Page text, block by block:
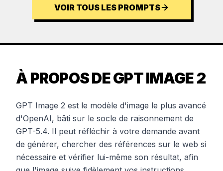
VOIR TOUS LES PROMPTS
À PROPOS DE GPT IMAGE 2
GPT Image 2 est le modèle d'image le plus avancé
d'OpenAI, bâti sur le socle de raisonnement de
GPT-5.4. Il peut réfléchir à votre demande avant
de générer, chercher des références sur le web si
nécessaire et vérifier lui-même son résultat, afin